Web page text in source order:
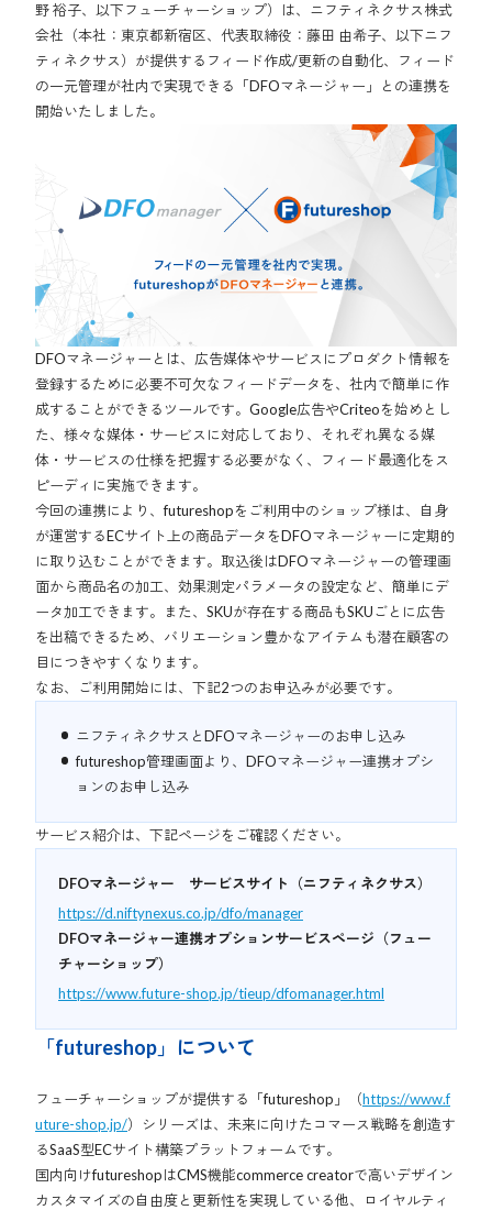
野 裕子、以下フューチャーショップ）は、ニフティネクサス株式
会社（本社：東京都新宿区、代表取締役：藤田 由希子、以下ニフ
ティネクサス）が提供するフィード作成/更新の自動化、フィード
の一元管理が社内で実現できる「DFOマネージャー」との連携を
開始いたしました。
DFOマネージャーとは、広告媒体やサービスにプロダクト情報を
登録するために必要不可欠なフィードデータを、社内で簡単に作
成することができるツールです。Google広告やCriteoを始めとし
た、様々な媒体・サービスに対応しており、それぞれ異なる媒
体・サービスの仕様を把握する必要がなく、フィード最適化をス
ピーディに実施できます。
今回の連携により、futureshopをご利用中のショップ様は、自身
が運営するECサイト上の商品データをDFOマネージャーに定期的
に取り込むことができます。取込後はDFOマネージャーの管理画
面から商品名の加工、効果測定パラメータの設定など、簡単にデ
ータ加工できます。また、SKUが存在する商品もSKUごとに広告
を出稿できるため、バリエーション豊かなアイテムも潜在顧客の
目につきやすくなります。
なお、ご利用開始には、下記2つのお申込みが必要です。
ニフティネクサスとDFOマネージャーのお申し込み
futureshop管理画面より、DFOマネージャー連携オプシ
ョンのお申し込み
サービス紹介は、下記ページをご確認ください。
DFOマネージャー サービスサイト（ニフティネクサス）
https://d.niftynexus.co.jp/dfo/manager
DFOマネージャー連携オプションサービスページ（フュー
チャーショップ）
https://www.future-shop.jp/tieup/dfomanager.html
「futureshop」について
フューチャーショップが提供する「futureshop」（https://www.f
uture-shop.jp/）シリーズは、未来に向けたコマース戦略を創造す
るSaaS型ECサイト構築プラットフォームです。
国内向けfutureshopはCMS機能commerce creatorで高いデザイン
カスタマイズの自由度と更新性を実現している他、ロイヤルティ